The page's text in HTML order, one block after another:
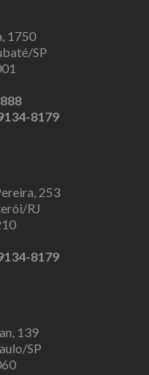
1750
SP
8179
253
RJ
8179
139
SP